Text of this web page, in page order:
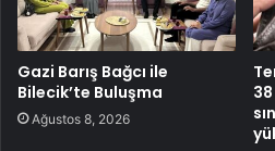
Gazi Barış Bağcı ile
Bilecik’te Buluşma
Ağustos 8, 2026